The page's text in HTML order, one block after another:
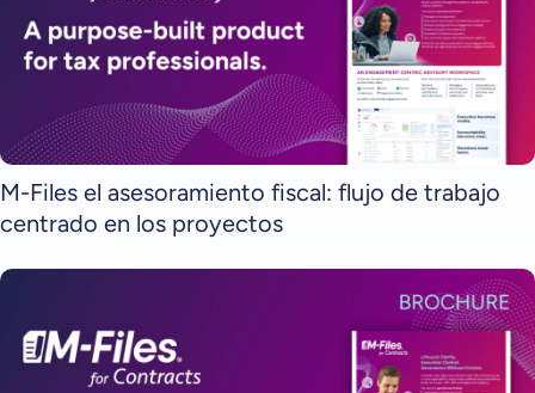
M-Files el asesoramiento fiscal: flujo de trabajo
centrado en los proyectos